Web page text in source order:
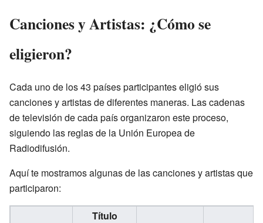
Canciones y Artistas: ¿Cómo se
eligieron?
Cada uno de los 43 países participantes eligió sus
canciones y artistas de diferentes maneras. Las cadenas
de televisión de cada país organizaron este proceso,
siguiendo las reglas de la Unión Europea de
Radiodifusión.
Aquí te mostramos algunas de las canciones y artistas que
participaron:
Título